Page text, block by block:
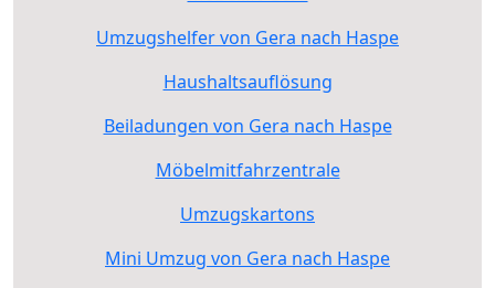
Umzugshelfer von Gera nach Haspe
Haushaltsauflösung
Beiladungen von Gera nach Haspe
Möbelmitfahrzentrale
Umzugskartons
Mini Umzug von Gera nach Haspe